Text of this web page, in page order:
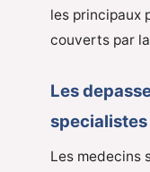
les principaux
couverts par la
Les
specialistes
Les medecins